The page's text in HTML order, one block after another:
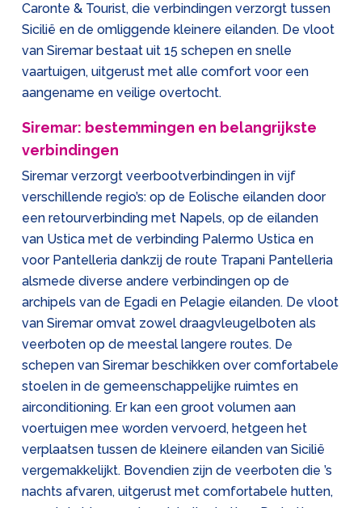
Caronte & Tourist, die verbindingen verzorgt tussen
Sicilië en de omliggende kleinere eilanden. De vloot
van Siremar bestaat uit 15 schepen en snelle
vaartuigen, uitgerust met alle comfort voor een
aangename en veilige overtocht.
Siremar: bestemmingen en belangrijkste
verbindingen
Siremar verzorgt veerbootverbindingen in vijf
verschillende regio’s: op de Eolische eilanden door
een retourverbinding met Napels, op de eilanden
van Ustica met de verbinding Palermo Ustica en
voor Pantelleria dankzij de route Trapani Pantelleria
alsmede diverse andere verbindingen op de
archipels van de Egadi en Pelagie eilanden. De vloot
van Siremar omvat zowel draagvleugelboten als
veerboten op de meestal langere routes. De
schepen van Siremar beschikken over comfortabele
stoelen in de gemeenschappelijke ruimtes en
airconditioning. Er kan een groot volumen aan
voertuigen mee worden vervoerd, hetgeen het
verplaatsen tussen de kleinere eilanden van Sicilië
vergemakkelijkt. Bovendien zijn de veerboten die ’s
nachts afvaren, uitgerust met comfortabele hutten,